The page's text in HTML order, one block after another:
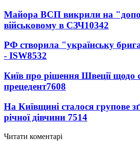
Майора ВСП викрили на
військовому в СЗЧ10342
РФ створила "українську
- ISW8532
Київ про рішення Швеції щодо
прецедент7608
На Київщині сталося групове
річної дівчини 7514
Читати коментарі